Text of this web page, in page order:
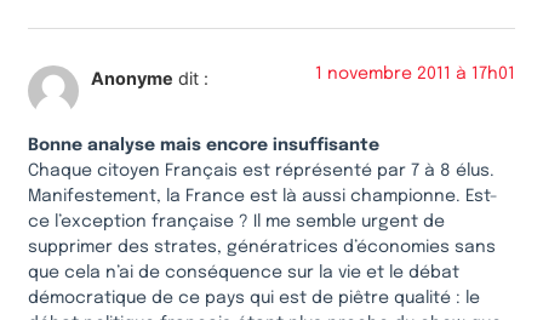
Anonyme dit : 1 novembre 2011 à 17h01
Bonne analyse mais encore insuffisante
Chaque citoyen Français est réprésenté par 7 à 8 élus.
Manifestement, la France est là aussi championne. Est-
ce l’exception française ? Il me semble urgent de
supprimer des strates, génératrices d’économies sans
que cela n’ai de conséquence sur la vie et le débat
démocratique de ce pays qui est de piêtre qualité : le